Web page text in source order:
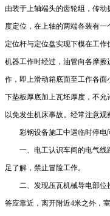
由装于上轴端头的齿轮组，传
度定位，在上轴的两端各装有
定位杆与定位盘实现下模在工作
机器工作时经过，油管向各摩
作，即上滑动箱底面至工作各
下垫板厚底加上瓦坯厚度，不允
以免发生机床事故。经常注意观
彩钢设备施工中遇临时停电
一、电工认识车间的电气线
足了解，禁止冒险工作。
二、发现压瓦机械导电部位
答应靠近，离开附近4米之外，